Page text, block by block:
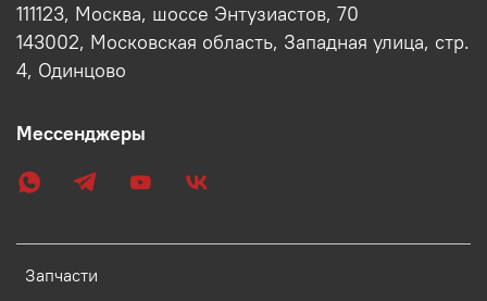
Запчасти
111123, Москва, шоссе Энтузиастов, 70
143002, Московская область, Западная улица, стр.
4, Одинцово
Мессенджеры